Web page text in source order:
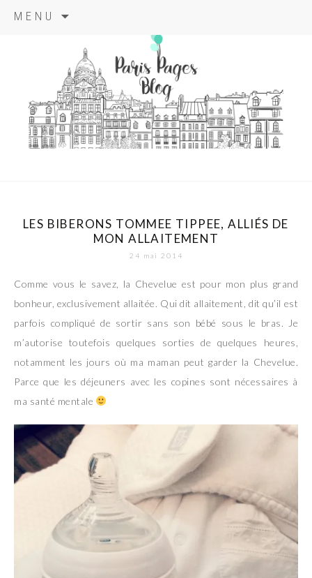
MENU
principal
paris pages
blog
LES BIBERONS TOMMEE TIPPEE, ALLIÉS DE
MON ALLAITEMENT
24 mai 2014
Comme vous le savez, la Chevelue est pour mon plus grand
bonheur, exclusivement allaitée. Qui dit allaitement, dit qu’il est
parfois compliqué de sortir sans son bébé sous le bras. Je
m’autorise toutefois quelques sorties de quelques heures,
notamment les jours où ma maman peut garder la Chevelue.
Parce que les déjeuners avec les copines sont nécessaires à
ma santé mentale